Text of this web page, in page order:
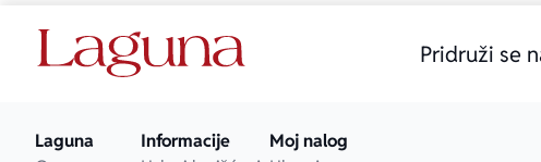
Pridruži se
Laguna
Informacije
Moj nalog